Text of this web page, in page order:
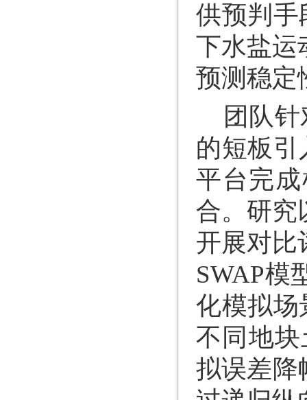
供预判手
下水盐运
预测稳定
团队
的短板引
平台完
合。研究
开展对比
SWAP模
化模拟场
不同地块
拟误差降